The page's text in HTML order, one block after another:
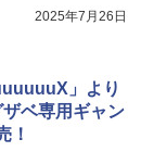
2025年7月26日
」より
ベ専用ギャン
！